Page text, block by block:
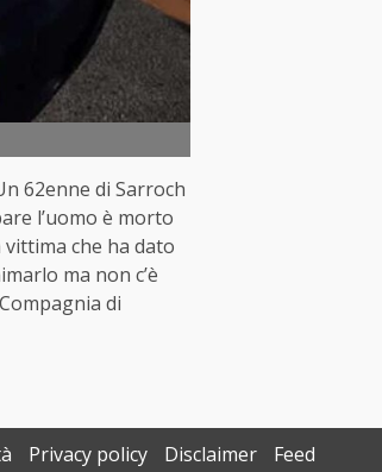
62enne di Sarroch
l’uomo è morto
che ha dato
ma non c’è
di
Privacy policy Disclaimer Feed